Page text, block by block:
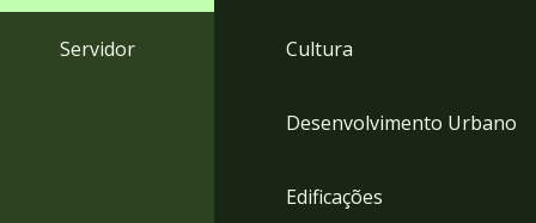
Servidor Cultura
Desenvolvimento Urbano
Edificações